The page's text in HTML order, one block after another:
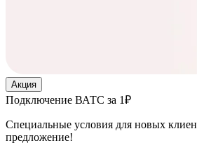
Акция
Подключение ВАТС за 1₽
Специальные условия для новых
предложение!